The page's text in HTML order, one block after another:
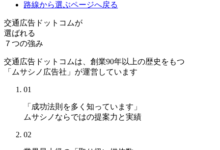
路線から選ぶページへ戻る
交通広告ドットコムが
選ばれる
７つの強み
交通広告ドットコムは、創業90年以上の歴史をもつ
「ムサシノ広告社」が運営しています
01
「成功法則を多く知っています」
ムサシノならではの提案力と実績
02